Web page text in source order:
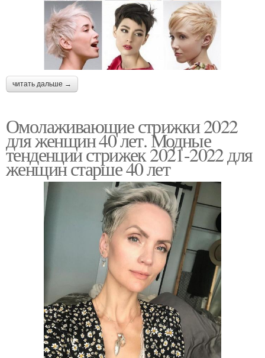
читать дальше →
Омолаживающие стрижки 2022
для женщин 40 лет. Модные
тенденции стрижек 2021-2022 для
женщин старше 40 лет